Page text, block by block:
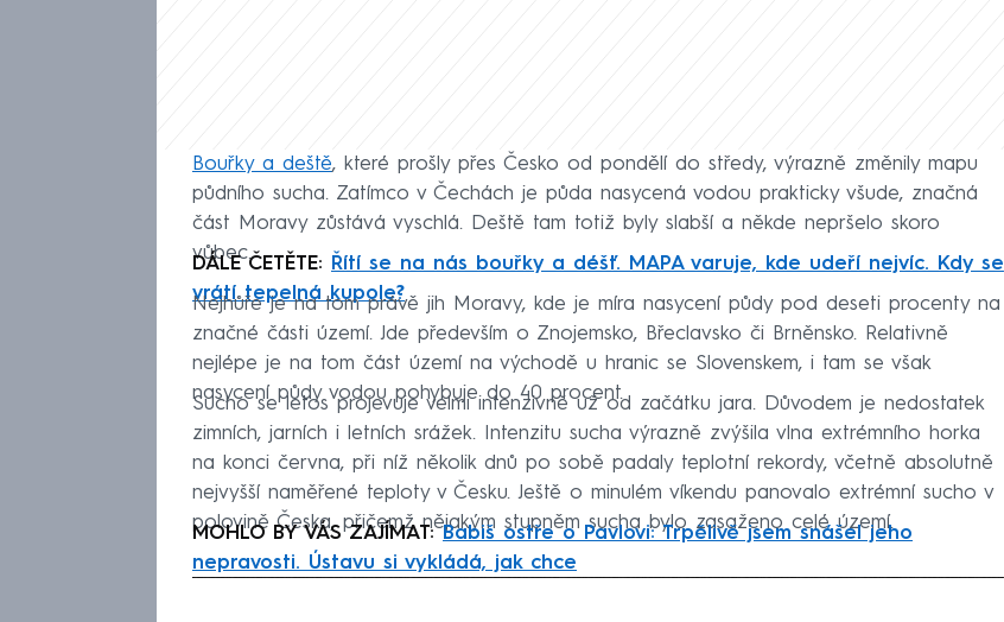
Bouřky a deště, které prošly přes Česko od pondělí do středy, výrazně změnily mapu
půdního sucha. Zatímco v Čechách je půda nasycená vodou prakticky všude, značná
část Moravy zůstává vyschlá. Deště tam totiž byly slabší a někde nepršelo skoro
vůbec.
DÁLE ČETĚTE:
Řítí se na nás bouřky a déšť. MAPA varuje, kde udeří nejvíc. Kdy se
vrátí tepelná kupole?
Nejhůře je na tom právě jih Moravy, kde je míra nasycení půdy pod deseti procenty na
značné části území. Jde především o Znojemsko, Břeclavsko či Brněnsko. Relativně
nejlépe je na tom část území na východě u hranic se Slovenskem, i tam se však
nasycení půdy vodou pohybuje do 40 procent.
Sucho se letos projevuje velmi intenzivně už od začátku jara. Důvodem je nedostatek
zimních, jarních i letních srážek. Intenzitu sucha výrazně zvýšila vlna extrémního horka
na konci června, při níž několik dnů po sobě padaly teplotní rekordy, včetně absolutně
nejvyšší naměřené teploty v Česku. Ještě o minulém víkendu panovalo extrémní sucho v
polovině Česka, přičemž nějakým stupněm sucha bylo zasaženo celé území.
MOHLO BY VÁS ZAJÍMAT:Babiš ostře o Pavlovi: Trpělivě jsem snášel jeho
nepravosti. Ústavu si vykládá, jak chce